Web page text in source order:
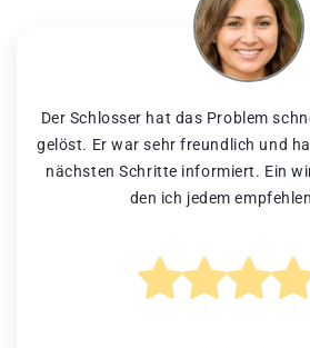
Der Schlosser hat das Problem
gelöst. Er war sehr freundlich und
nächsten Schritte informiert. Ein
den ich jedem